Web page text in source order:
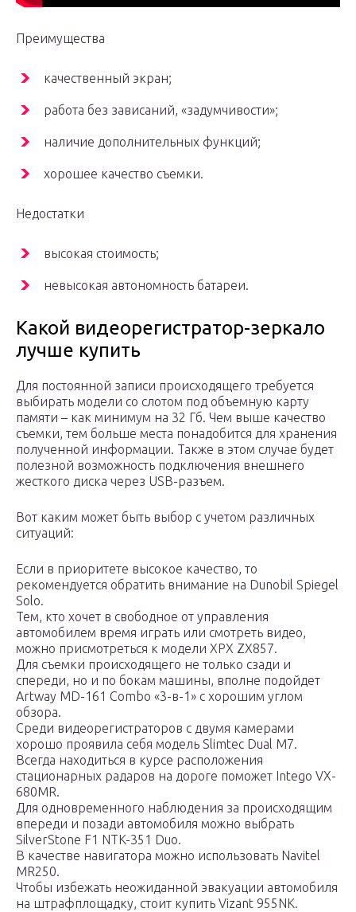
Преимущества
качественный экран;
работа без зависаний, «задумчивости»;
наличие дополнительных функций;
хорошее качество съемки.
Недостатки
высокая стоимость;
невысокая автономность батареи.
Какой видеорегистратор-зеркало
лучше купить
Для постоянной записи происходящего требуется
выбирать модели со слотом под объемную карту
памяти – как минимум на 32 Гб. Чем выше качество
съемки, тем больше места понадобится для хранения
полученной информации. Также в этом случае будет
полезной возможность подключения внешнего
жесткого диска через USB-разъем.
Вот каким может быть выбор с учетом различных
ситуаций:
Если в приоритете высокое качество, то
рекомендуется обратить внимание на Dunobil Spiegel
Solo.
Тем, кто хочет в свободное от управления
автомобилем время играть или смотреть видео,
можно присмотреться к модели ХРХ ZX857.
Для съемки происходящего не только сзади и
спереди, но и по бокам машины, вполне подойдет
Artway MD-161 Combo «3-в-1» с хорошим углом
обзора.
Среди видеорегистраторов с двумя камерами
хорошо проявила себя модель Slimtec Dual M7.
Всегда находиться в курсе расположения
стационарных радаров на дороге поможет Intego VX-
680MR.
Для одновременного наблюдения за происходящим
впереди и позади автомобиля можно выбрать
SilverStone F1 NTK-351 Duo.
В качестве навигатора можно использовать Navitel
MR250.
Чтобы избежать неожиданной эвакуации автомобиля
на штрафплощадку, стоит купить Vizant 955NK.